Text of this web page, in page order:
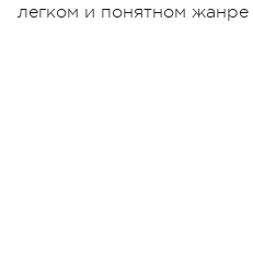
легком и понятном жанре